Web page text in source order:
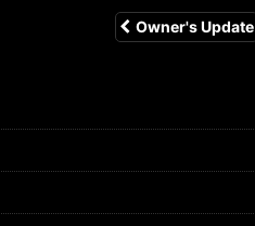
Owner's Update